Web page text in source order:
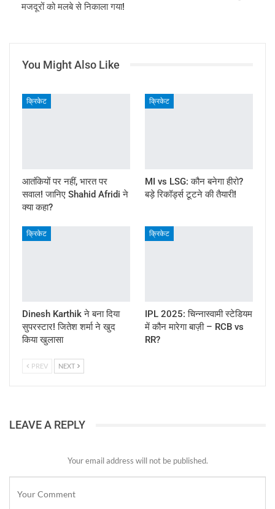
मजदूरों को मलबे से निकाला गया!
You Might Also Like
क्रिकेट
आतंकियों पर नहीं, भारत पर
सवाल! जानिए Shahid Afridi ने
क्या कहा?
क्रिकेट
MI vs LSG: कौन बनेगा हीरो?
बड़े रिकॉर्ड्स टूटने की तैयारी!
क्रिकेट
Dinesh Karthik ने बना दिया
सुपरस्टार! जितेश शर्मा ने खुद
किया खुलासा
क्रिकेट
IPL 2025: चिन्नास्वामी स्टेडियम
में कौन मारेगा बाज़ी – RCB vs
RR?
PREV NEXT
LEAVE A REPLY
Your email address will not be published.